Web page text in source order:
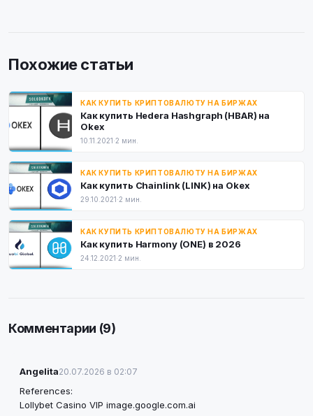
Похожие статьи
КАК КУПИТЬ КРИПТОВАЛЮТУ НА БИРЖАХ
Как купить Hedera Hashgraph (HBAR) на
Okex
10.11.2021 ·2 мин.
КАК КУПИТЬ КРИПТОВАЛЮТУ НА БИРЖАХ
Как купить Chainlink (LINK) на Okex
29.10.2021 ·2 мин.
КАК КУПИТЬ КРИПТОВАЛЮТУ НА БИРЖАХ
Как купить Harmony (ONE) в 2026
24.12.2021 ·2 мин.
Комментарии (9)
Angelita20.07.2026 в 02:07
References:
Lollybet Casino VIP image.google.com.ai